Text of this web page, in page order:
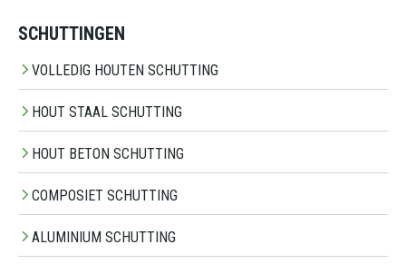
SCHUTTINGEN
VOLLEDIG HOUTEN SCHUTTING
HOUT STAAL SCHUTTING
HOUT BETON SCHUTTING
COMPOSIET SCHUTTING
ALUMINIUM SCHUTTING